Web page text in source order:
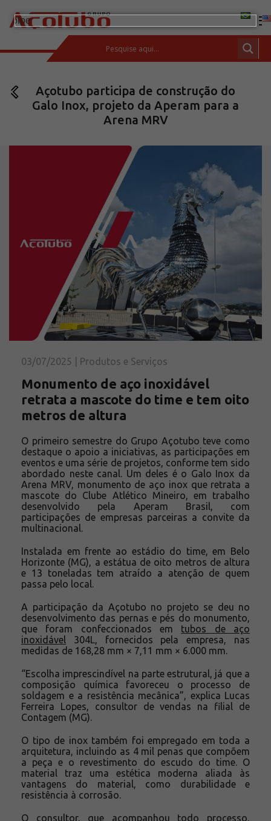
ESPAÇO DO CLIENTE
Soluções integradas
Incotep – Sistemas de Ancoragem
Calculadora
Solicite um orçamento
Sobre a Açotubo
Unidades
Qualidade
Ouvidoria
Blog
Trabalhe conosco
Açotubo participa de construção do
Galo Inox, projeto da Aperam para a
Arena MRV
03/07/2025 | Produtos e Serviços
Monumento de aço inoxidável
retrata a mascote do time e tem oito
metros de altura
O primeiro semestre do Grupo Açotubo teve como
destaque o apoio a iniciativas, as participações em
eventos e uma série de projetos, conforme tem sido
abordado neste canal. Um deles é o Galo Inox da
Arena MRV, monumento de aço inox que retrata a
mascote do Clube Atlético Mineiro, em trabalho
desenvolvido pela Aperam Brasil, com
participações de empresas parceiras a convite da
multinacional.
Instalada em frente ao estádio do time, em Belo
Horizonte (MG), a estátua de oito metros de altura
e 13 toneladas tem atraído a atenção de quem
passa pelo local.
A participação da Açotubo no projeto se deu no
desenvolvimento das pernas e pés do monumento,
que foram confeccionados em tubos de aço
inoxidável
304L, fornecidos pela empresa, nas
medidas de 168,28 mm × 7,11 mm × 6.000 mm.
“Escolha imprescindível na parte estrutural, já que a
composição química favoreceu o processo de
soldagem e a resistência mecânica”, explica Lucas
Ferreira Lopes, consultor de vendas na filial de
Contagem (MG).
O tipo de inox também foi empregado em toda a
arquitetura, incluindo as 4 mil penas que compõem
a peça e o revestimento do escudo do time. O
material traz uma estética moderna aliada às
vantagens do material, como durabilidade e
resistência à corrosão.
O consultor, que acompanhou todo processo,